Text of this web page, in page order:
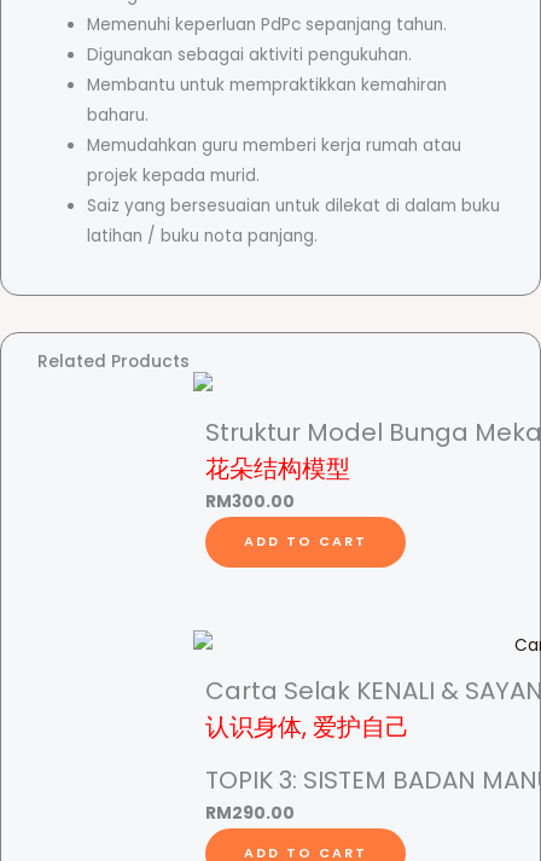
Memenuhi keperluan PdPc sepanjang tahun.
Digunakan sebagai aktiviti pengukuhan.
Membantu untuk mempraktikkan kemahiran
baharu.
Memudahkan guru memberi kerja rumah atau
projek kepada murid.
Saiz yang bersesuaian untuk dilekat di dalam buku
latihan / buku nota panjang.
Related Products
Struktur Model Bunga
花朵结构模型
RM300.00
ADD TO CART
Carta Selak KENALI &
认识身体, 爱护自己
TOPIK 3: SISTEM BADAN
RM290.00
ADD TO CART